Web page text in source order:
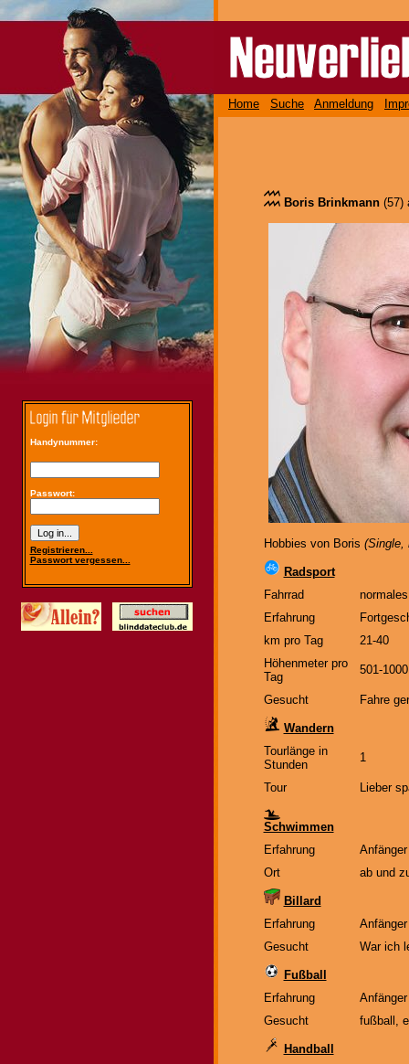
Handynummer:
Passwort:
Registrieren...
Passwort vergessen...
Home Suche Anmeldung
Boris Brinkmann(57)
Hobbies von Boris (Single,
Radsport
Fahrrad
Erfahrung
km pro Tag
21-40
Höhenmeter pro
Tag
501-1000
Gesucht Fahre
Wandern
Tourlänge in
Stunden
1
Tour Lieber
Schwimmen
Erfahrung
Anfänger
Ort
ab und
Billard
Erfahrung
Anfänger
Gesucht
War ich
Fußball
Erfahrung
Anfänger
Gesucht
fußball,
Handball